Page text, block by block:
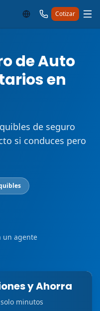
Cotizar
de Auto
en
de seguro
si conduces pero
un agente
y Ahorra
minutos